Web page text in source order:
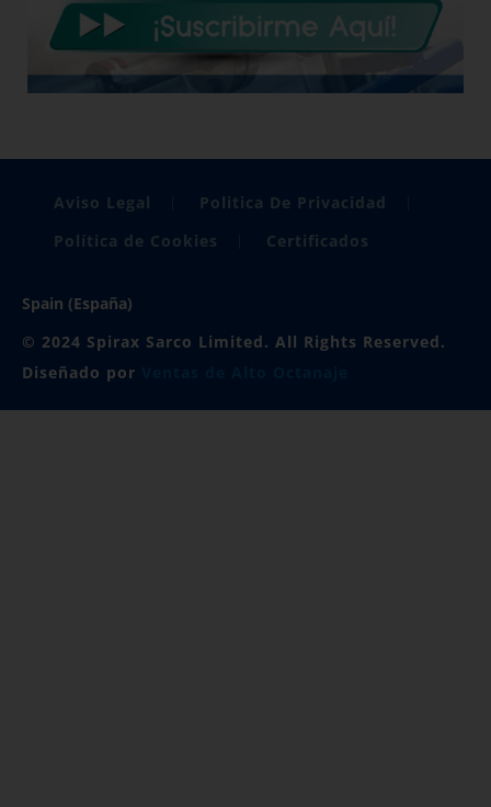
Aviso Legal
Politica De Privacidad
Política de Cookies
Certificados
Spain (España)
© 2024 Spirax Sarco Limited. All Rights Reserved.
Diseñado por